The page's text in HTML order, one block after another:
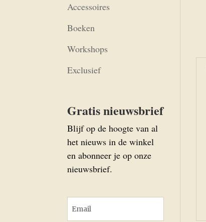
Accessoires
Boeken
Workshops
Exclusief
Gratis nieuwsbrief
Blijf op de hoogte van al
het nieuws in de winkel
en abonneer je op onze
nieuwsbrief.